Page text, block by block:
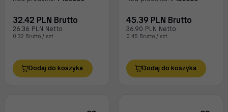
32.42 PLN Brutto
26.36 PLN Netto
0.32 Brutto / szt.
Dodaj do koszyka
45.39 PLN Brutto
36.90 PLN Netto
0.45 Brutto / szt.
Dodaj do koszyka